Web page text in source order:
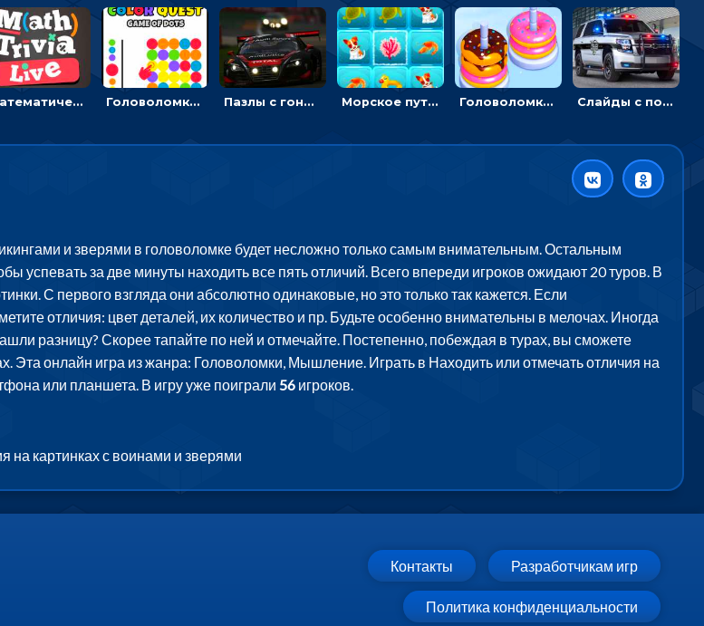
Математическая викторина мультиплеер: решать примеры на время Головоломка Цветной квест: тапай по цветным точкам и перекрашивай поле Пазлы с гоночными автомобилями: собери свой болид по частям Морское путешествие: двигай блоки, чтобы соединять одинаковые по три в ря Головоломка Сортер пончиков: двигать и соединять по цвету Слайды с полицейскими машинами: перемещать пазлы, чтобы собрать картинку
и зверями в головоломке будет несложно только самым внимательным. Остальным
успевать за две минуты находить все пять отличий. Всего впереди игроков ожидают 20 туров. В
С первого взгляда они абсолютно одинаковые, но это только так кажется. Если
отличия: цвет деталей, их количество и пр. Будьте особенно внимательны в мелочах. Иногда
разницу? Скорее тапайте по ней и отмечайте. Постепенно, побеждая в турах, вы сможете
Эта онлайн игра из жанра: Головоломки, Мышление. Играть в Находить или отмечать отличия на
или планшета. В игру уже поиграли 56игроков.
на картинках с воинами и зверями
Контакты Разработчикам игр
Политика конфиденциальности